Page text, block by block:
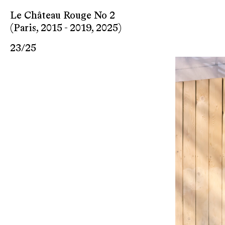
Le Château Rouge No 2
(Paris, 2015 - 2019, 2025)
23/25